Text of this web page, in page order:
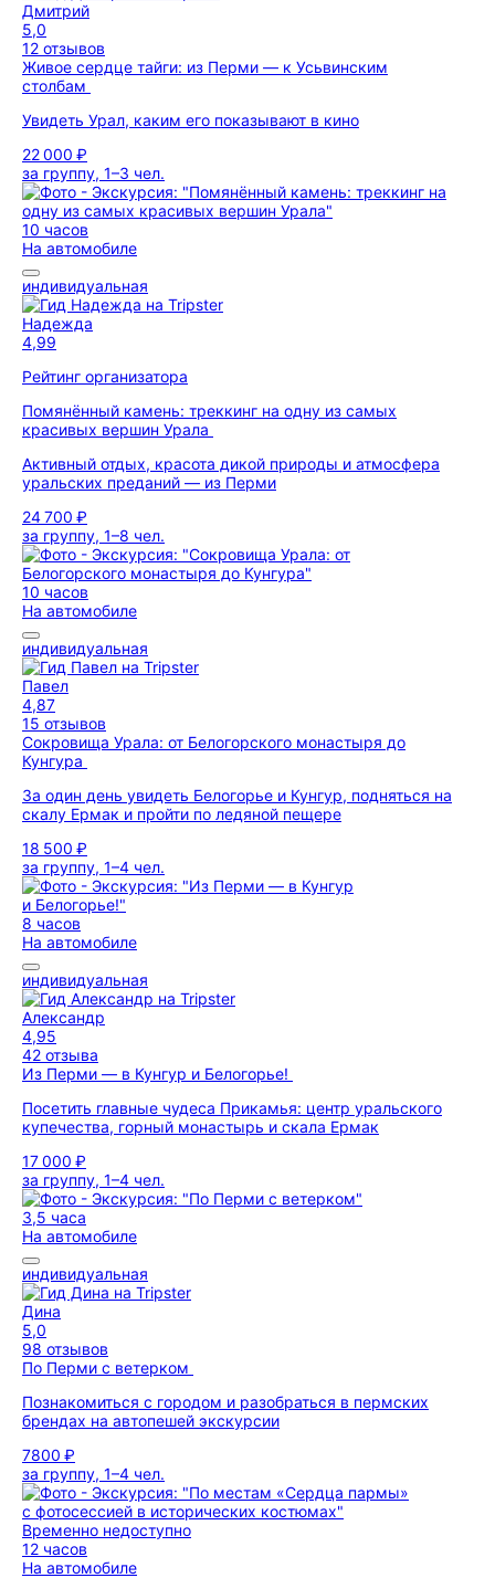
Дмитрий
5,0
12 отзывов
Живое сердце тайги: из Перми — к Усьвинским
столбам
Увидеть Урал, каким его показывают в кино
22 000 ₽
за группу, 1–3 чел.
10 часов
На автомобиле
индивидуальная
Надежда
4,99
Рейтинг организатора
Помянённый камень: треккинг на одну из самых
красивых вершин Урала
Активный отдых, красота дикой природы и атмосфера
уральских преданий — из Перми
24 700 ₽
за группу, 1–8 чел.
10 часов
На автомобиле
индивидуальная
Павел
4,87
15 отзывов
Сокровища Урала: от Белогорского монастыря до
Кунгура
За один день увидеть Белогорье и Кунгур, подняться на
скалу Ермак и пройти по ледяной пещере
18 500 ₽
за группу, 1–4 чел.
8 часов
На автомобиле
индивидуальная
Александр
4,95
42 отзыва
Из Перми — в Кунгур и Белогорье!
Посетить главные чудеса Прикамья: центр уральского
купечества, горный монастырь и скала Ермак
17 000 ₽
за группу, 1–4 чел.
3,5 часа
На автомобиле
индивидуальная
Дина
5,0
98 отзывов
По Перми с ветерком
Познакомиться с городом и разобраться в пермских
брендах на автопешей экскурсии
7800 ₽
за группу, 1–4 чел.
Временно недоступно
12 часов
На автомобиле